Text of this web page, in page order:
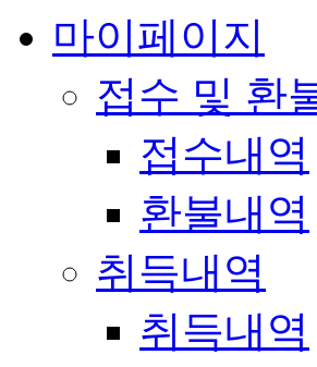
마이페이지
접수 및 환
접수내역
환불내역
취득내역
취득내역